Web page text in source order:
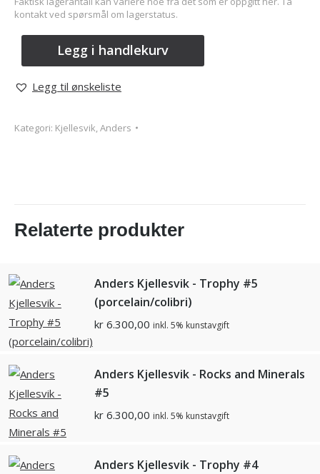
kontakt ved spørsmål om lagerstatus.
Legg i handlekurv
Legg til ønskeliste
Kategori: Kjellesvik, Anders
Relaterte produkter
Anders Kjellesvik - Trophy #5
(porcelain/colibri)
kr 6.300,00 inkl. 5% kunstavgift
Anders Kjellesvik - Rocks and Minerals
#5
kr 6.300,00 inkl. 5% kunstavgift
Anders Kjellesvik - Trophy #4